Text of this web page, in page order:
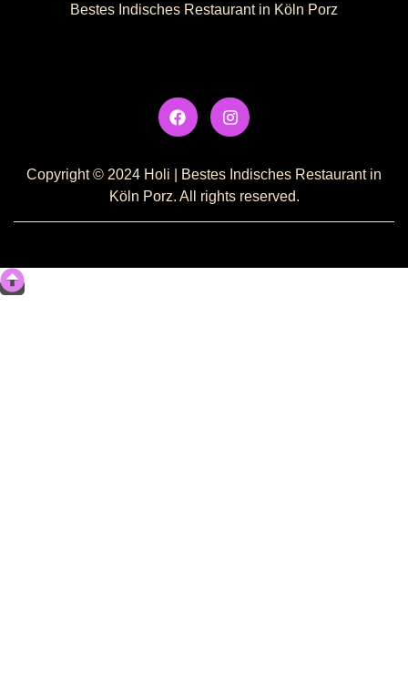
Bestes Indisches Restaurant in Köln Porz
Copyright © 2024 Holi | Bestes Indisches Restaurant in
Köln Porz. All rights reserved.